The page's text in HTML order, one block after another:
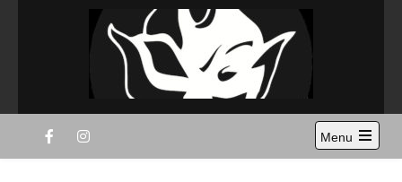
Disc Devils Twente –
Enschede
Ultimate Frisbee Vereniging Enschede
Menu
Open